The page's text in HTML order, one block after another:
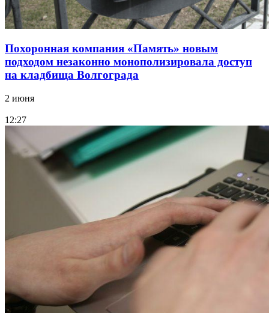
Похоронная компания «Память» новым
подходом незаконно монополизировала доступ
на кладбища Волгограда
2 июня
12:27